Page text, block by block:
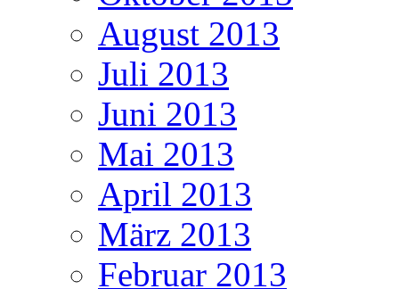
August 2013
Juli 2013
Juni 2013
Mai 2013
April 2013
März 2013
Februar 2013